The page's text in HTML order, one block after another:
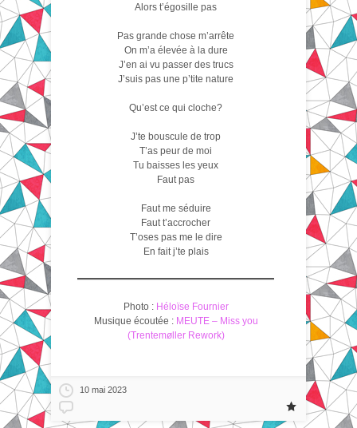
Alors t’égosille pas
Pas grande chose m’arrête
On m’a élevée à la dure
J’en ai vu passer des trucs
J’suis pas une p’tite nature
Qu’est ce qui cloche?
J’te bouscule de trop
T’as peur de moi
Tu baisses les yeux
Faut pas
Faut me séduire
Faut t’accrocher
T’oses pas me le dire
En fait j’te plais
Photo : Héloïse Fournier
Musique écoutée : MEUTE – Miss you
(Trentemøller Rework)
10 mai 2023